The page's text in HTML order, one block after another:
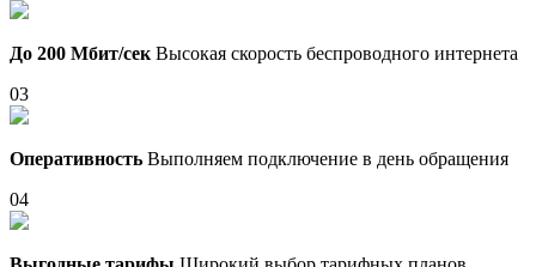
До 200 Мбит/сек Высокая скорость беспроводного интернета
03
Оперативность Выполняем подключение в день обращения
04